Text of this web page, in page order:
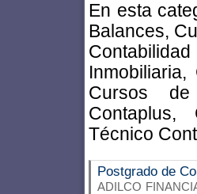
En esta
Balances,
Cursos
Técnico
Postgrado de
ADILCO